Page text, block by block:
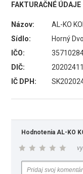
FAKTURAČNÉ ÚDAJE
Názov:
AL-KO
Sídlo:
Horný
IČO:
DIČ:
IČ DPH:
Hodnotenia AL-KO